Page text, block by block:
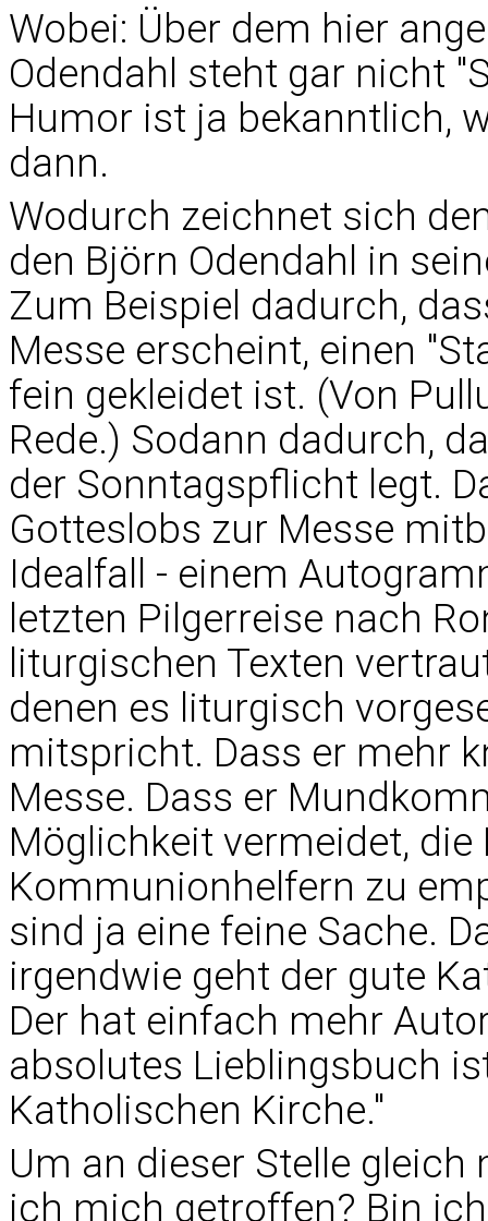
Wobei: Über dem hier
Odendahl steht gar nicht
Humor ist ja bekanntlich,
dann.
Wodurch zeichnet sich
den Björn Odendahl in
Zum Beispiel dadurch,
Messe erscheint, einen
fein gekleidet ist. (Von
Rede.) Sodann dadurch,
der Sonntagspflicht legt.
Gotteslobs zur Messe
Idealfall - einem
letzten Pilgerreise nach
liturgischen Texten
denen es liturgisch
mitspricht. Dass er mehr
Messe. Dass er
Möglichkeit vermeidet,
Kommunionhelfern zu
sind ja eine feine Sache.
irgendwie geht der gute
Der hat einfach mehr
absolutes Lieblingsbuch
Katholischen Kirche."
Um an dieser Stelle
ich mich getroffen? Bin